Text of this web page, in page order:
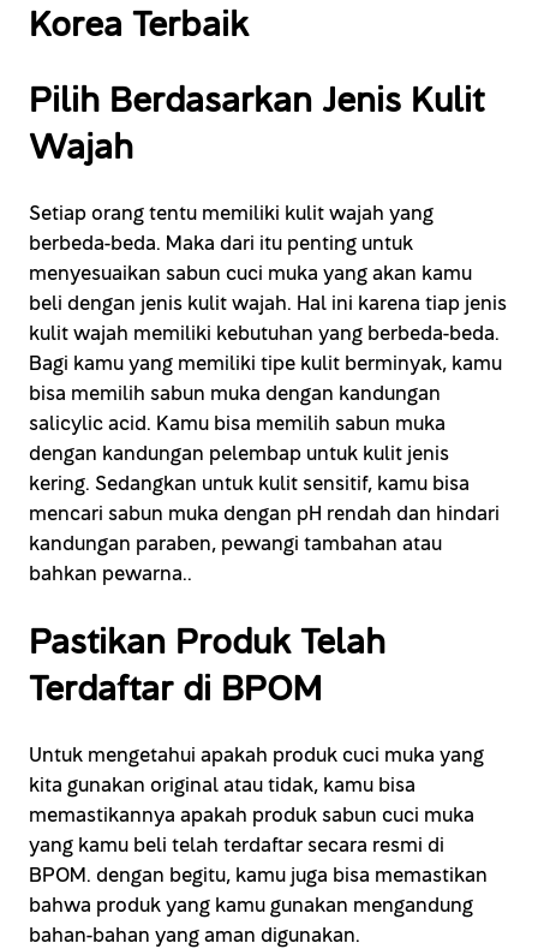
Korea Terbaik
Pilih Berdasarkan Jenis Kulit
Wajah
Setiap orang tentu memiliki kulit wajah yang
berbeda-beda. Maka dari itu penting untuk
menyesuaikan sabun cuci muka yang akan kamu
beli dengan jenis kulit wajah. Hal ini karena tiap jenis
kulit wajah memiliki kebutuhan yang berbeda-beda.
Bagi kamu yang memiliki tipe kulit berminyak, kamu
bisa memilih sabun muka dengan kandungan
salicylic acid. Kamu bisa memilih sabun muka
dengan kandungan pelembap untuk kulit jenis
kering. Sedangkan untuk kulit sensitif, kamu bisa
mencari sabun muka dengan pH rendah dan hindari
kandungan paraben, pewangi tambahan atau
bahkan pewarna..
Pastikan Produk Telah
Terdaftar di BPOM
Untuk mengetahui apakah produk cuci muka yang
kita gunakan original atau tidak, kamu bisa
memastikannya apakah produk sabun cuci muka
yang kamu beli telah terdaftar secara resmi di
BPOM. dengan begitu, kamu juga bisa memastikan
bahwa produk yang kamu gunakan mengandung
bahan-bahan yang aman digunakan.